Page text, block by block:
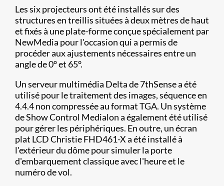
Les six projecteurs ont été installés sur des
structures en treillis situées à deux mètres de haut
et fixés à une plate-forme conçue spécialement par
NewMedia pour l'occasion qui a permis de
procéder aux ajustements nécessaires entre un
angle de 0° et 65°.
Un serveur multimédia Delta de 7thSense a été
utilisé pour le traitement des images, séquence en
4.4.4 non compressée au format TGA. Un système
de Show Control Medialon a également été utilisé
pour gérer les périphériques. En outre, un écran
plat LCD Christie FHD461-X a été installé à
l'extérieur du dôme pour simuler la porte
d'embarquement classique avec l'heure et le
numéro de vol.